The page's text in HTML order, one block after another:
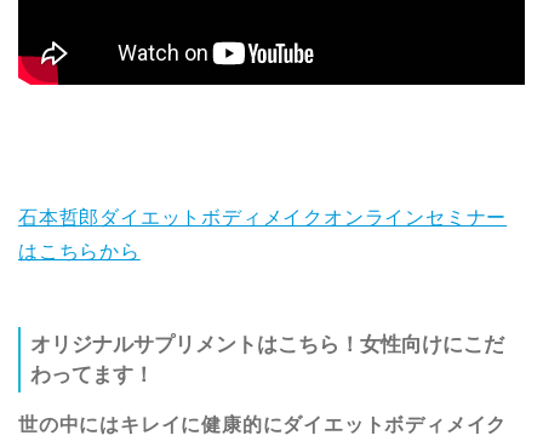
石本哲郎ダイエットボディメイクオンラインセミナー
はこちらから
オリジナルサプリメントはこちら！女性向けにこだ
わってます！
世の中にはキレイに健康的にダイエットボディメイク